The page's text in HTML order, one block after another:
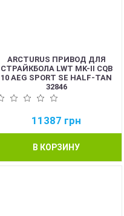
ARCTURUS ПРИВОД ДЛЯ
СТРАЙКБОЛА LWT MK-II CQB
10 AEG SPORT SE HALF-TAN
32846
11387 грн
В КОРЗИНУ